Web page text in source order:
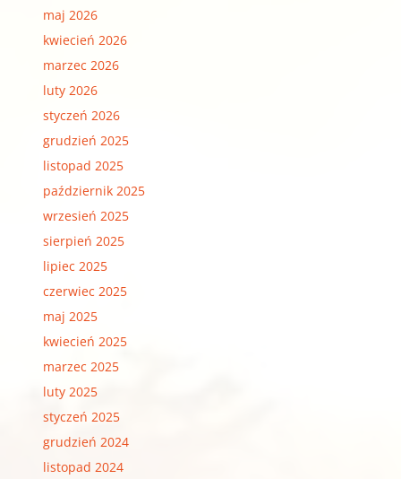
maj 2026
kwiecień 2026
marzec 2026
luty 2026
styczeń 2026
grudzień 2025
listopad 2025
październik 2025
wrzesień 2025
sierpień 2025
lipiec 2025
czerwiec 2025
maj 2025
kwiecień 2025
marzec 2025
luty 2025
styczeń 2025
grudzień 2024
listopad 2024